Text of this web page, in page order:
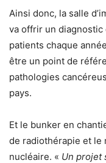
Ainsi donc, la salle
va offrir un
patients chaque
être un point de
pathologies
pays.
Et le bunker en
de radiothérapie et le
nucléaire. « Un projet